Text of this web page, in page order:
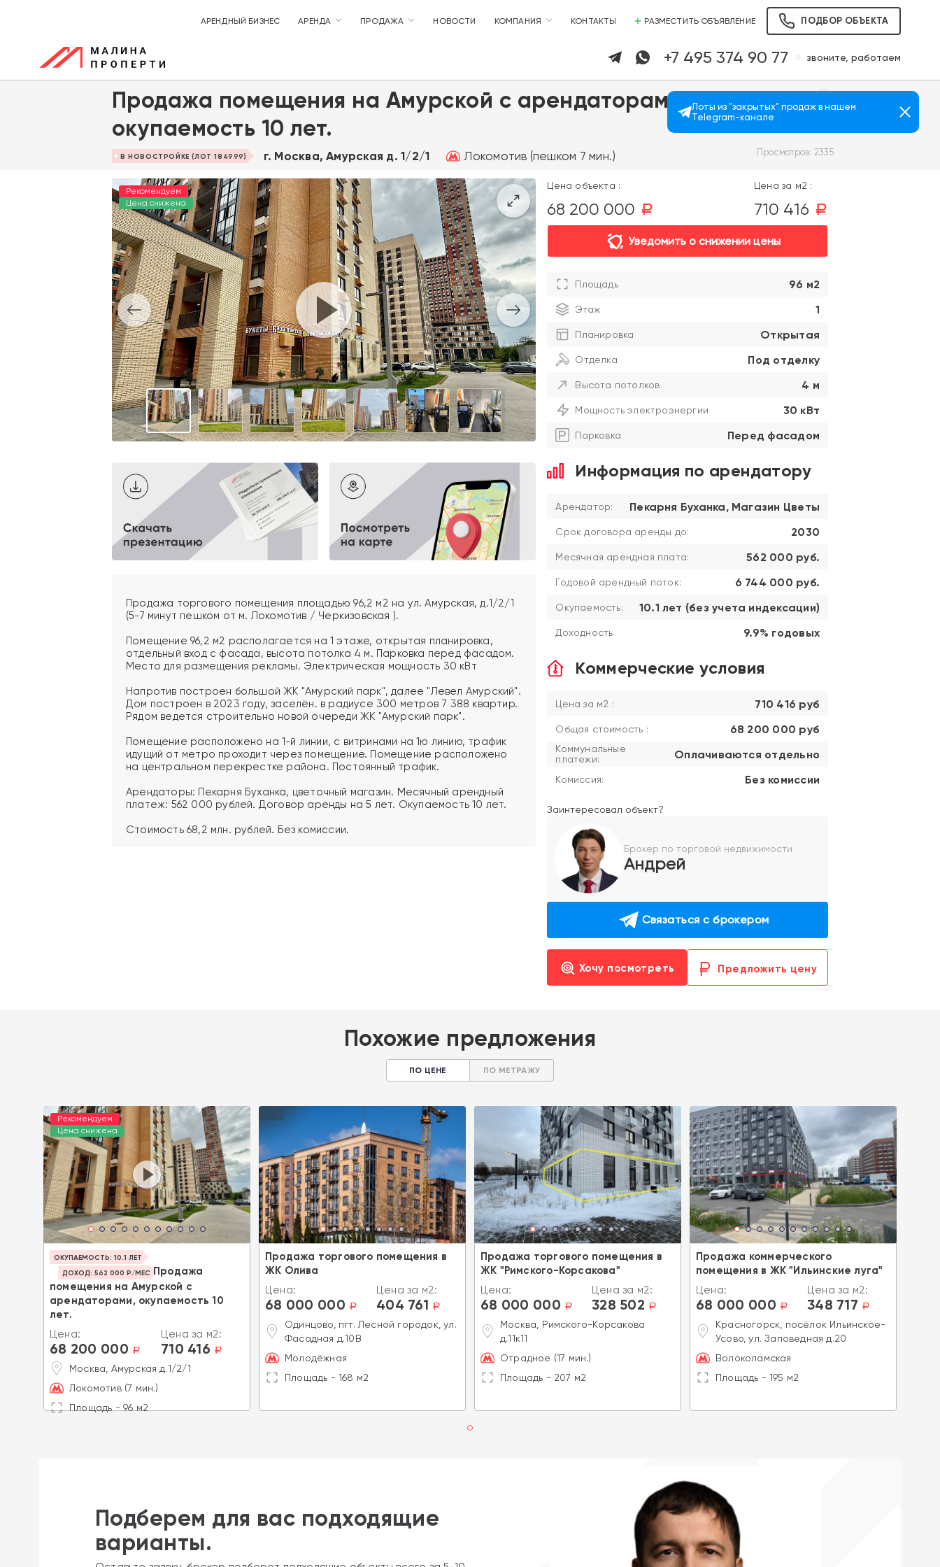
АРЕНДНЫЙ БИЗНЕС АРЕНДА ПРОДАЖА НОВОСТИ КОМПАНИЯ КОНТАКТЫ РАЗМЕСТИТЬ ОБЪЯВЛЕНИЕ ПОДБОР ОБЪЕКТА
+7 495 374 90 77 звоните, работаем
Продажа помещения на Амурской с арендаторами,
окупаемость 10 лет.
В НОВОСТРОЙКЕ (ЛОТ 184999) г. Москва, Амурская д. 1/2/1 Локомотив (пешком 7 мин.) Просмотров: 2335
Рекомендуем
Цена снижена
Продажа торгового помещения площадью 96,2 м2 на ул. Амурская, д.1/2/1
(5-7 минут пешком от м. Локомотив / Черкизовская ).
Помещение 96,2 м2 располагается на 1 этаже, открытая планировка,
отдельный вход с фасада, высота потолка 4 м. Парковка перед фасадом.
Место для размещения рекламы. Электрическая мощность 30 кВт
Напротив построен большой ЖК "Амурский парк", далее "Левел Амурский".
Дом построен в 2023 году, заселён. в радиусе 300 метров 7 388 квартир.
Рядом ведется строительно новой очереди ЖК "Амурский парк".
Помещение расположено на 1-й линии, с витринами на 1ю линию, трафик
идущий от метро проходит через помещение. Помещение расположено
на центральном перекрестке района. Постоянный трафик.
Арендаторы: Пекарня Буханка, цветочный магазин. Месячный арендный
платеж: 562 000 рублей. Договор аренды на 5 лет. Окупаемость 10 лет.
Стоимость 68,2 млн. рублей. Без комиссии.
Цена объекта :
68 200 000 a
Цена за м2 :
710 416 a
Уведомить о снижении цены
Площадь 96 м2
Этаж 1
Планировка Открытая
Отделка Под отделку
Высота потолков 4 м
Мощность электроэнергии 30 кВт
Парковка Перед фасадом
Информация по арендатору
Арендатор: Пекарня Буханка, Магазин Цветы
Срок договора аренды до: 2030
Месячная арендная плата: 562 000 руб.
Годовой арендный поток: 6 744 000 руб.
Окупаемость: 10.1 лет (без учета индексации)
Доходность 9.9% годовых
Коммерческие условия
Цена за м2 : 710 416 руб
Общая стоимость : 68 200 000 руб
Коммунальные
платежи:
Оплачиваются отдельно
Комиссия: Без комиссии
Заинтересовал объект?
Брокер по торговой недвижимости
Андрей
Связаться с брокером
Хочу посмотреть Предложить цену
Похожие предложения
ПО ЦЕНЕ ПО МЕТРАЖУ
Рекомендуем
Цена снижена
ОКУПАЕМОСТЬ: 10.1 ЛЕТ
ДОХОД: 562 000 Р/МЕС Продажа
помещения на Амурской с
арендаторами, окупаемость 10
лет.
Цена:
68 200 000 a
Цена за м2:
710 416 a
Москва, Амурская д.1/2/1
Локомотив (7 мин.)
Площадь - 96 м2
Продажа торгового помещения в
ЖК Олива
Цена:
68 000 000 a
Цена за м2:
404 761 a
Одинцово, пгт. Лесной городок, ул.
Фасадная д.10В
Молодёжная
Площадь - 168 м2
Продажа торгового помещения в
ЖК "Римского-Корсакова"
Цена:
68 000 000 a
Цена за м2:
328 502 a
Москва, Римского-Корсакова
д.11к11
Отрадное (17 мин.)
Площадь - 207 м2
Продажа коммерческого
помещения в ЖК "Ильинские луга"
Цена:
68 000 000 a
Цена за м2:
348 717 a
Красногорск, посёлок Ильинское-
Усово, ул. Заповедная д.20
Волоколамская
Площадь - 195 м2
Подберем для вас подходящие
варианты.
Лоты из "закрытых" продаж в нашем
Telegram-канале